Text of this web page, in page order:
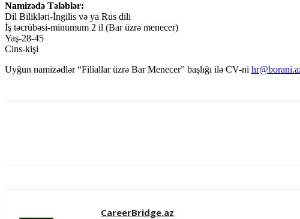
Namizədə Tələblər:
Dil Bilikləri-İngilis və ya Rus dili
İş təcrübəsi-minumum 2 il (Bar üzrə menecer)
Yaş-28-45
Cins-kişi
Uyğun namizədlər “Filiallar üzrə Bar Menecer” başlığı ilə CV-ni
CareerBridge.az